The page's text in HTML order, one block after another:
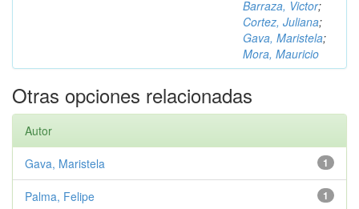
Barraza, Victor;
Cortez, Juliana;
Gava, Maristela;
Mora, Mauricio
Otras opciones relacionadas
Autor
1
Gava, Maristela
1
Palma, Felipe